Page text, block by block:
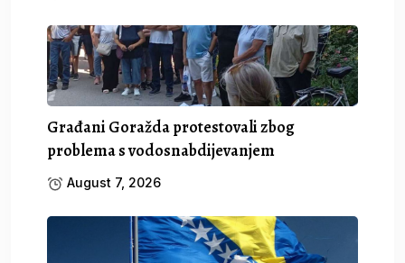
Građani Goražda protestovali zbog
problema s vodosnabdijevanjem
August 7, 2026